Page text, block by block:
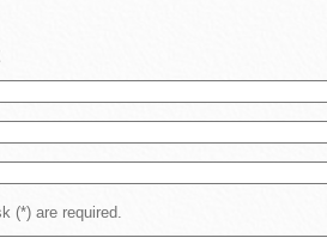
(*) are required.